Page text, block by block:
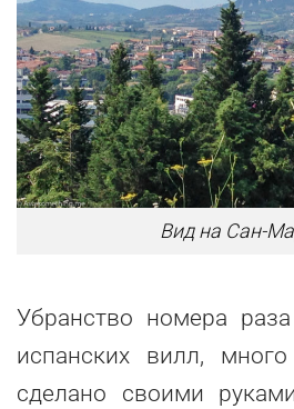
Вид на Сан-
Убранство номера
испанских вилл,
сделано своими